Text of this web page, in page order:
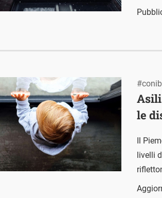
le
Il
livelli